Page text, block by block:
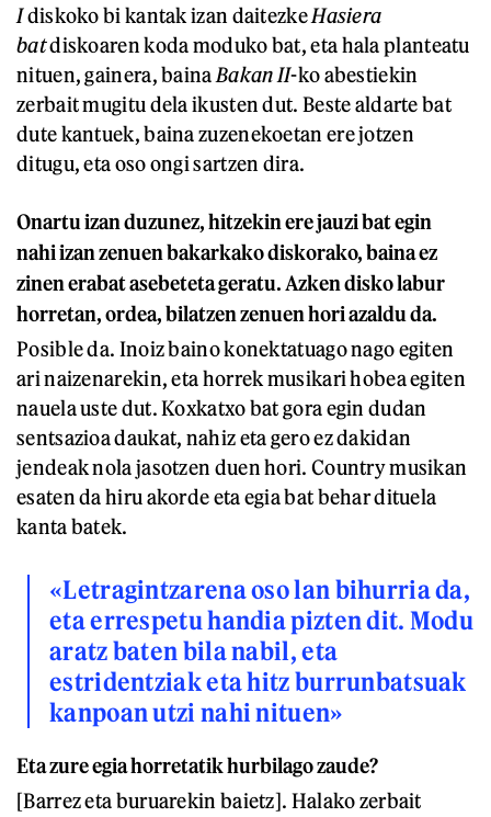
Idiskoko bi kantak izan daitezkeHasiera
batdiskoaren koda moduko bat, eta hala planteatu
nituen, gainera, baina Bakan II-ko abestiekin
zerbait mugitu dela ikusten dut. Beste aldarte bat
dute kantuek, baina zuzenekoetan ere jotzen
ditugu, eta oso ongi sartzen dira.
Onartu izan duzunez, hitzekin ere jauzi bat egin
nahi izan zenuen bakarkako diskorako, baina ez
zinen erabat asebeteta geratu. Azken disko labur
horretan, ordea, bilatzen zenuen hori azaldu da.
Posible da. Inoiz baino konektatuago nago egiten
ari naizenarekin, eta horrek musikari hobea egiten
nauela uste dut. Koxkatxo bat gora egin dudan
sentsazioa daukat, nahiz eta gero ez dakidan
jendeak nola jasotzen duen hori. Country musikan
esaten da hiru akorde eta egia bat behar dituela
kanta batek.
«Letragintzarena oso lan bihurria da,
eta errespetu handia pizten dit. Modu
aratz baten bila nabil, eta
estridentziak eta hitz burrunbatsuak
kanpoan utzi nahi nituen»
Eta zure egia horretatik hurbilago zaude?
[Barrez eta buruarekin baietz]. Halako zerbait